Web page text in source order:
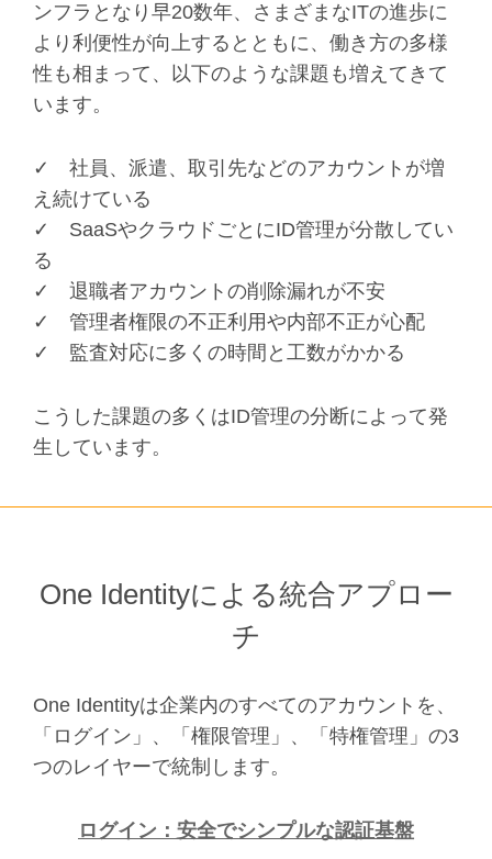
ンフラとなり早20数年、さまざまなITの進歩に
より利便性が向上するとともに、働き方の多様
性も相まって、以下のような課題も増えてきて
います。
✓ 社員、派遣、取引先などのアカウントが増
え続けている
✓ SaaSやクラウドごとにID管理が分散してい
る
✓ 退職者アカウントの削除漏れが不安
✓ 管理者権限の不正利用や内部不正が心配
✓ 監査対応に多くの時間と工数がかかる
こうした課題の多くはID管理の分断によって発
生しています。
One Identityによる統合アプロー
チ
One Identityは企業内のすべてのアカウントを、
「ログイン」、「権限管理」、「特権管理」の3
つのレイヤーで統制します。
ログイン：安全でシンプルな認証基盤